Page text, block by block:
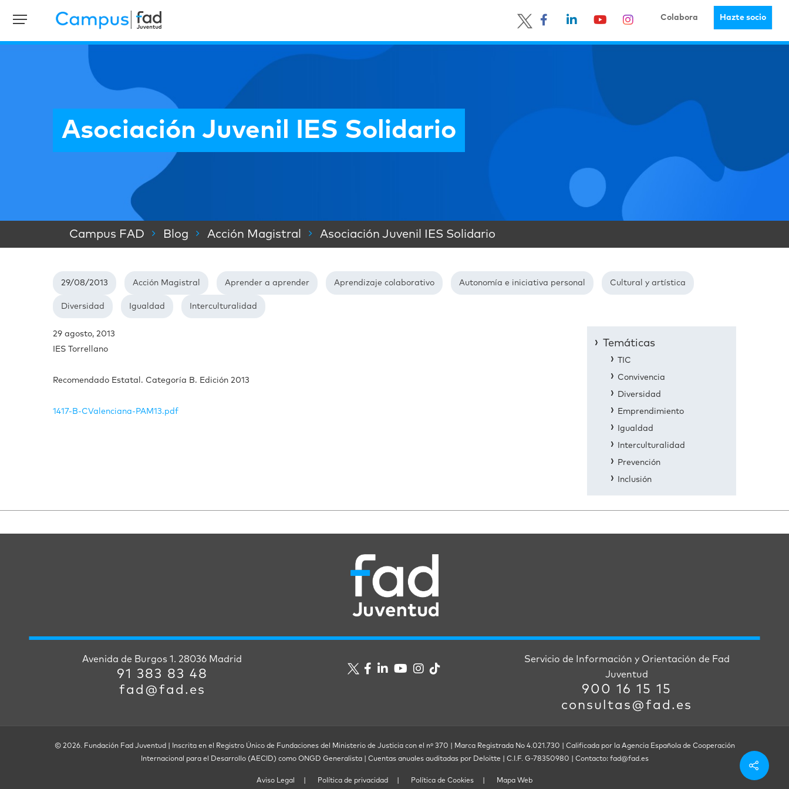
Colabora Hazte socio
Asociación Juvenil IES Solidario
Campus FAD Blog Acción Magistral Asociación Juvenil IES Solidario
29/08/2013 Acción Magistral Aprender a aprender Aprendizaje colaborativo Autonomía e iniciativa personal Cultural y artística
Diversidad Igualdad Interculturalidad
29 agosto, 2013
IES Torrellano
Recomendado Estatal. Categoría B. Edición 2013
1417-B-CValenciana-PAM13.pdf
Temáticas
TIC
Convivencia
Diversidad
Emprendimiento
Igualdad
Interculturalidad
Prevención
Inclusión
Avenida de Burgos 1. 28036 Madrid
91 383 83 48
fad@fad.es
Servicio de Información y Orientación de Fad
Juventud
900 16 15 15
consultas@fad.es
© 2026. Fundación Fad Juventud | Inscrita en el Registro Único de Fundaciones del Ministerio de Justicia con el nº 370 | Marca Registrada No 4.021.730 | Calificada por la Agencia Española de Cooperación
Internacional para el Desarrollo (AECID) como ONGD Generalista | Cuentas anuales auditadas por Deloitte | C.I.F. G-78350980 | Contacto: fad@fad.es
Aviso Legal Política de privacidad Política de Cookies Mapa Web